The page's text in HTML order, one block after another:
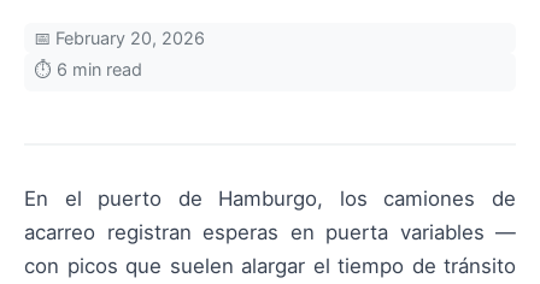
📅 February 20, 2026
⏱️ 6 min read
En el puerto de Hamburgo, los camiones de
acarreo registran esperas en puerta variables —
con picos que suelen alargar el tiempo de tránsito